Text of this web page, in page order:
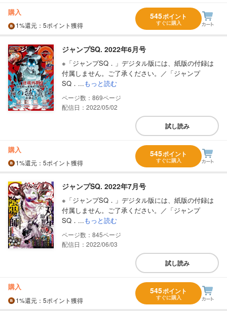
購入
1%還元 ：5ポイント獲得
545ポイント
すぐに購入
ジャンプSQ. 2022年6月号
※「ジャンプSQ．」デジタル版には、紙版の付録は
付属しません。ご了承ください。／「ジャンプ
SQ．...もっと読む
869
配信日：2022/05/02
試し読み
購入
1%還元 ：5ポイント獲得
545ポイント
すぐに購入
ジャンプSQ. 2022年7月号
※「ジャンプSQ．」デジタル版には、紙版の付録は
付属しません。ご了承ください。／「ジャンプ
SQ．...もっと読む
845
配信日：2022/06/03
試し読み
購入
1%還元 ：5ポイント獲得
545ポイント
すぐに購入